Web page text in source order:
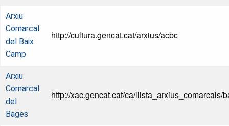
Arxiu
Comarcal
del Baix
Camp
http://cultura.gencat.cat/arxius/acbc
Arxiu
Comarcal
del
Bages
http://xac.gencat.cat/ca/llista_arxius_comarcals/